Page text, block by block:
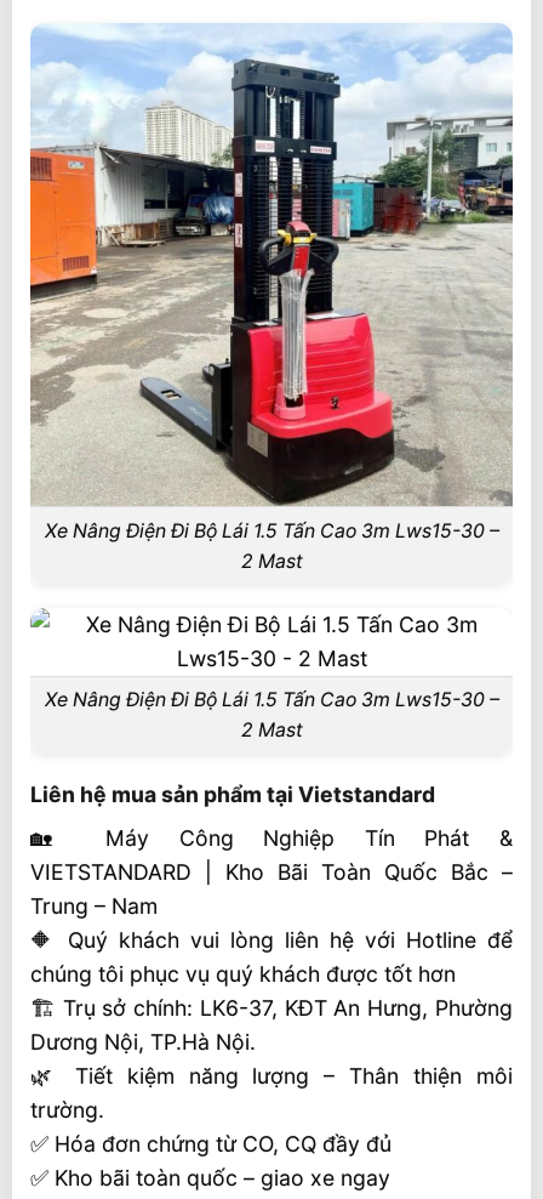
Xe Nâng Điện Đi Bộ Lái 1.5 Tấn Cao 3m Lws15-30 –
2 Mast
Xe Nâng Điện Đi Bộ Lái 1.5 Tấn Cao 3m Lws15-30 –
2 Mast
Liên hệ mua sản phẩm tại Vietstandard
🏡 Máy Công Nghiệp Tín Phát &
VIETSTANDARD | Kho Bãi Toàn Quốc Bắc –
Trung – Nam
🔶 Quý khách vui lòng liên hệ với Hotline để
chúng tôi phục vụ quý khách được tốt hơn
🏗 Trụ sở chính: LK6-37, KĐT An Hưng, Phường
Dương Nội, TP.Hà Nội.
🌿 Tiết kiệm năng lượng – Thân thiện môi
trường.
✅ Hóa đơn chứng từ CO, CQ đầy đủ
✅ Kho bãi toàn quốc – giao xe ngay